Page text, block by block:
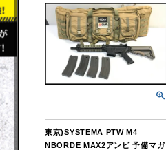
東京)SYSTEMA PTW M4
NBORDE MAX2アンビ 予備マガ